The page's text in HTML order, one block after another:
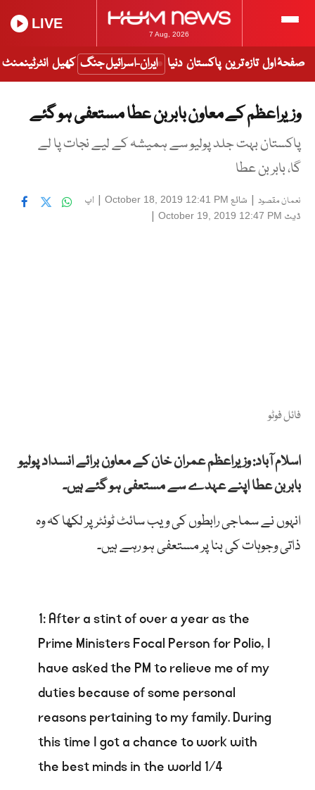
7 Aug, 2026
LIVE
صفحۂ اول تازہ ترین پاکستان دنیا ایران-اسرائیل جنگ کھیل انٹرٹینمنٹ
وزیراعظم کے معاون بابربن عطا مستعفی ہو گئے
پاکستان بہت جلد پولیو سے ہمیشہ کے لیے نجات پا لے
گا، بابر بن عطا
نعمان مقصود | شائع October 18, 2019 12:41 PM
| اپ
ڈیٹ October 19, 2019 12:47 PM
|
فائل فوٹو
اسلام آباد: وزیراعظم عمران خان کے معاون برائے انسداد پولیو
بابربن عطا اپنے عہدے سے مستعفی ہو گئے ہیں۔
انہوں نے سماجی رابطوں کی ویب سائٹ ٹوئٹر پر لکھا کہ وہ
ذاتی وجوہات کی بنا پر مستعفی ہو رہے ہیں۔
1: After a stint of over a year as the
Prime Ministers Focal Person for Polio, I
have asked the PM to relieve me of my
duties because of some personal
reasons pertaining to my family. During
this time I got a chance to work with
the best minds in the world 1/4